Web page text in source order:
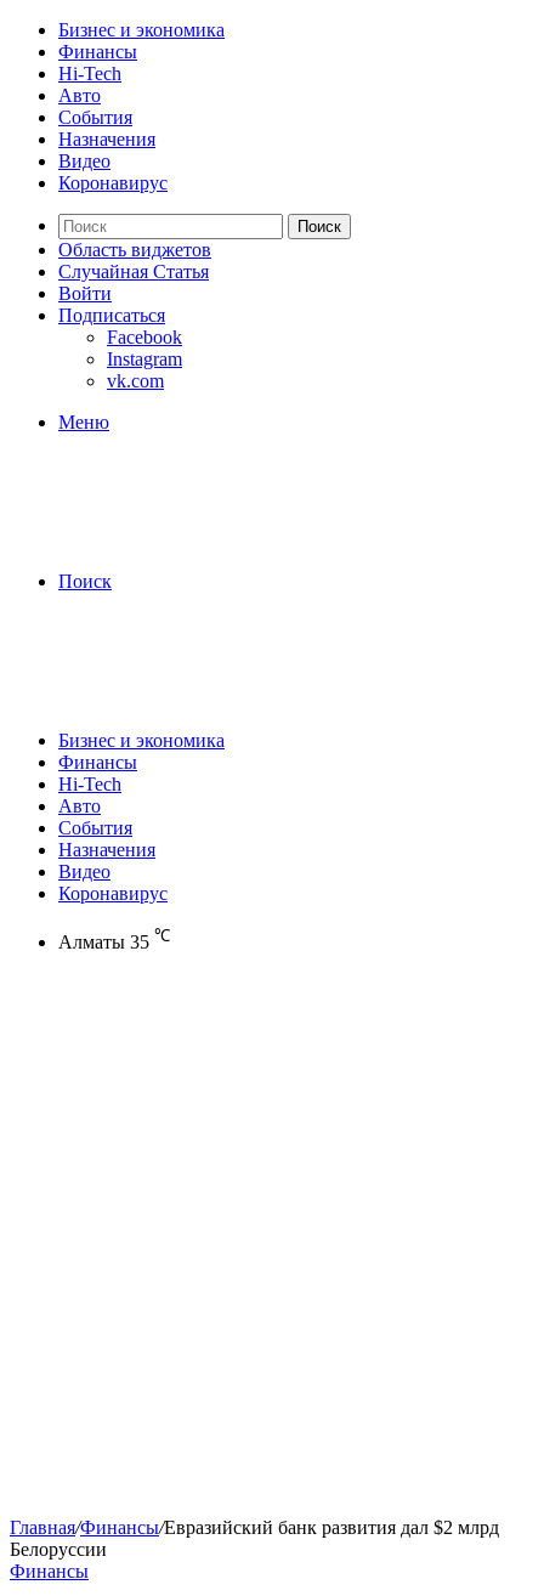
Бизнес и экономика
Финансы
Hi-Tech
Авто
События
Назначения
Видео
Коронавирус
Поиск
Область виджетов
Случайная Статья
Войти
Подписаться
Facebook
Instagram
vk.com
Меню
Поиск
Бизнес и экономика
Финансы
Hi-Tech
Авто
События
Назначения
Видео
Коронавирус
Алматы 35 ℃
Главная/Финансы/Евразийский банк развития дал $2 млрд
Белоруссии
Финансы